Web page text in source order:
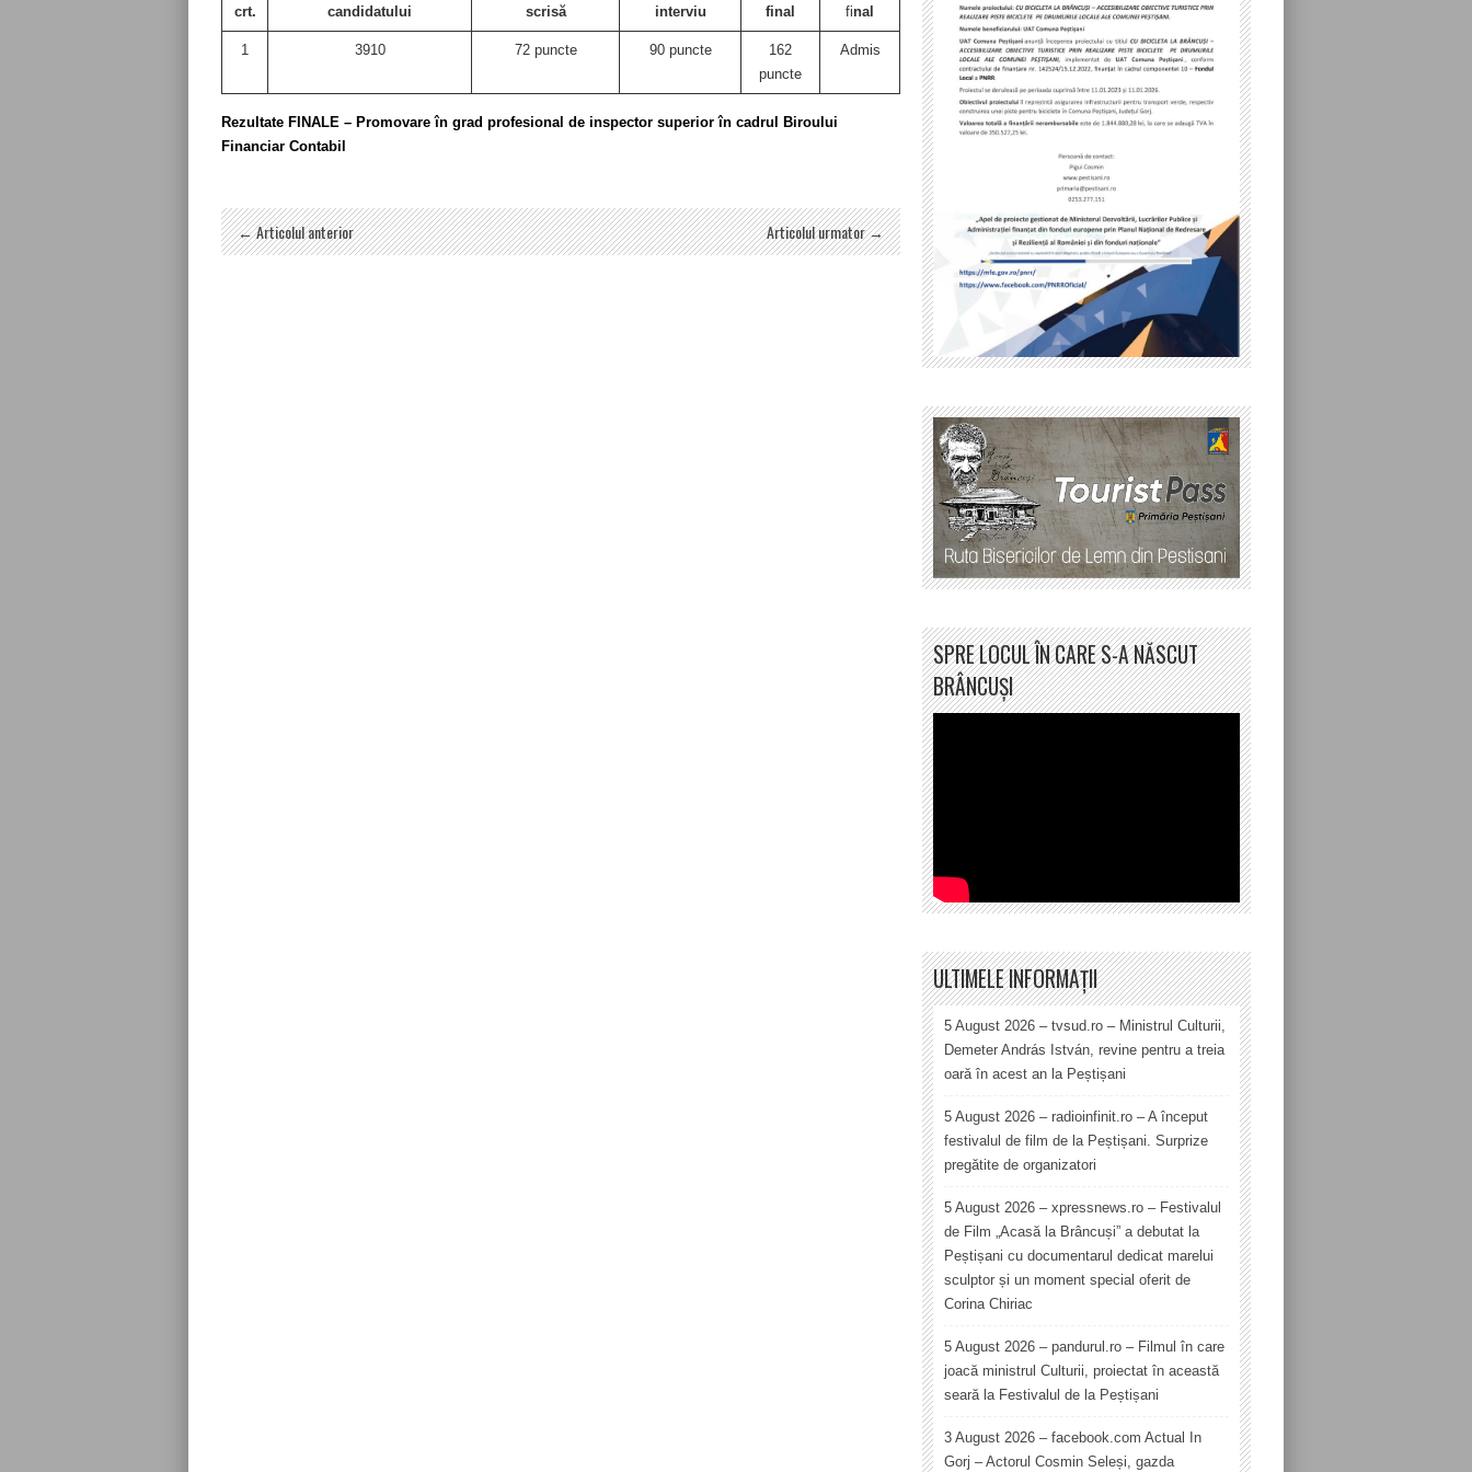
crt.
candidatului
scrisă
interviu
final
final
1 3910 72 puncte 90 puncte
162
puncte
Admis
Rezultate FINALE – Promovare în grad profesional de inspector superior în cadrul Biroului
Financiar Contabil
← Articolul anterior Articolul urmator →
SPRE LOCUL ÎN CARE S-A NĂSCUT
BRÂNCUȘI
ULTIMELE INFORMAȚII
5 August 2026 – tvsud.ro – Ministrul Culturii,
Demeter András István, revine pentru a treia
oară în acest an la Peștișani
5 August 2026 – radioinfinit.ro – A început
festivalul de film de la Peștișani. Surprize
pregătite de organizatori
5 August 2026 – xpressnews.ro – Festivalul
de Film „Acasă la Brâncuși” a debutat la
Peștișani cu documentarul dedicat marelui
sculptor și un moment special oferit de
Corina Chiriac
5 August 2026 – pandurul.ro – Filmul în care
joacă ministrul Culturii, proiectat în această
seară la Festivalul de la Peștișani
3 August 2026 – facebook.com Actual In
Gorj – Actorul Cosmin Seleși, gazda